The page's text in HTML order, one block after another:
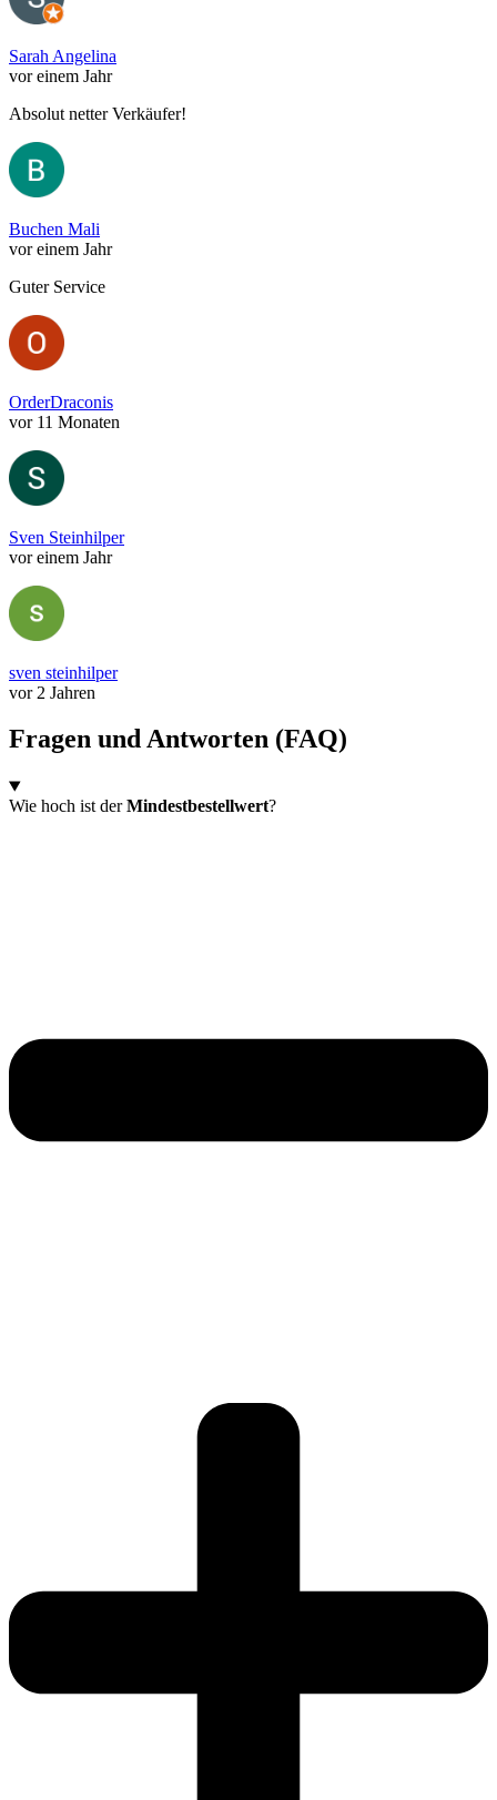
Sarah Angelina
vor einem Jahr
Absolut netter Verkäufer!
Buchen Mali
vor einem Jahr
Guter Service
OrderDraconis
vor 11 Monaten
Sven Steinhilper
vor einem Jahr
sven steinhilper
vor 2 Jahren
Fragen und Antworten (FAQ)
Wie hoch ist derMindestbestellwert?